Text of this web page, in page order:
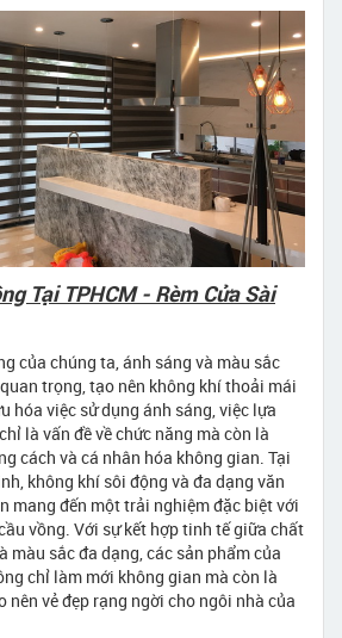
Tại TPHCM - Rèm Cửa Sài
của chúng ta, ánh sáng và màu sắc
trọng, tạo nên không khí thoải mái
hóa việc sử dụng ánh sáng, việc lựa
là vấn đề về chức năng mà còn là
cách và cá nhân hóa không gian. Tại
không khí sôi động và đa dạng văn
mang đến một trải nghiệm đặc biệt với
vồng. Với sự kết hợp tinh tế giữa chất
màu sắc đa dạng, các sản phẩm của
chỉ làm mới không gian mà còn là
nên vẻ đẹp rạng ngời cho ngôi nhà của